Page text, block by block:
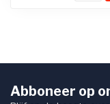
Abboneer op